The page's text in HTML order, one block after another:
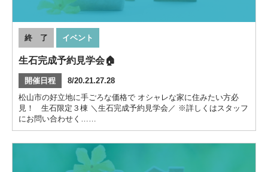
終 了 イベント
生石完成予約見学会🏠
開催日程
8/20.21.27.28
松山市の好立地に手ごろな価格で オシャレな家に住みたい方必
見！ 生石限定３棟 ＼生石完成予約見学会／ ※詳しくはスタッフ
にお問い合わせく……